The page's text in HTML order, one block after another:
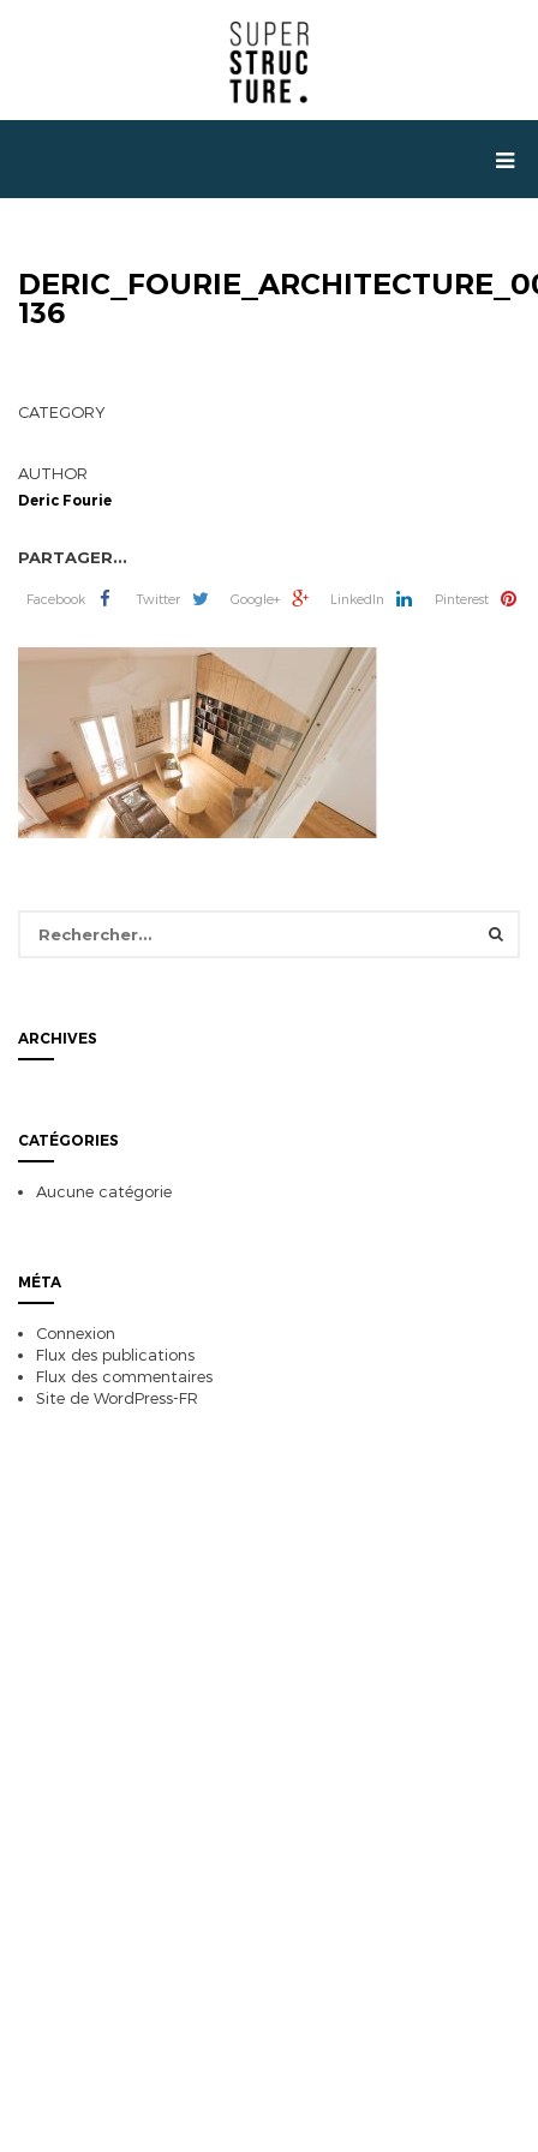
136
CATEGORY
AUTHOR
Deric Fourie
PARTAGER...
Facebook Twitter Google+ LinkedIn Pinterest
ARCHIVES
CATÉGORIES
Aucune catégorie
MÉTA
Connexion
Flux des publications
Flux des commentaires
Site de WordPress-FR